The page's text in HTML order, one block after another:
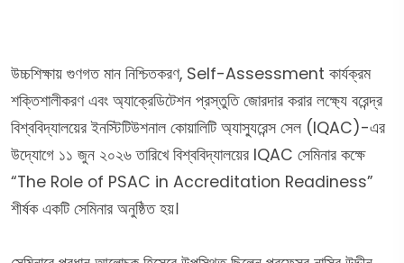
উচ্চশিক্ষায় গুণগত মান নিশ্চিতকরণ, Self-Assessment কার্যক্রম
শক্তিশালীকরণ এবং অ্যাক্রেডিটেশন প্রস্তুতি জোরদার করার লক্ষ্যে বরেন্দ্র
বিশ্ববিদ্যালয়ের ইনস্টিটিউশনাল কোয়ালিটি অ্যাস্যুরেন্স সেল (IQAC)-এর
উদ্যোগে ১১ জুন ২০২৬ তারিখে বিশ্ববিদ্যালয়ের IQAC সেমিনার কক্ষে
“The Role of PSAC in Accreditation Readiness”
শীর্ষক একটি সেমিনার অনুষ্ঠিত হয়।